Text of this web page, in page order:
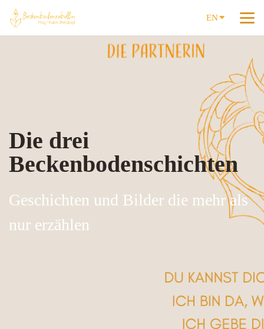
EN
Die drei
Beckenbodenschichten
Geschichten und Bilder die mehr als
nur erzählen